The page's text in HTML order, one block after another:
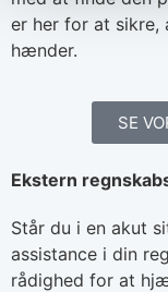
er her for at sikre,
hænder.
SE
Ekstern
Står du i en akut
assistance i din
rådighed for at